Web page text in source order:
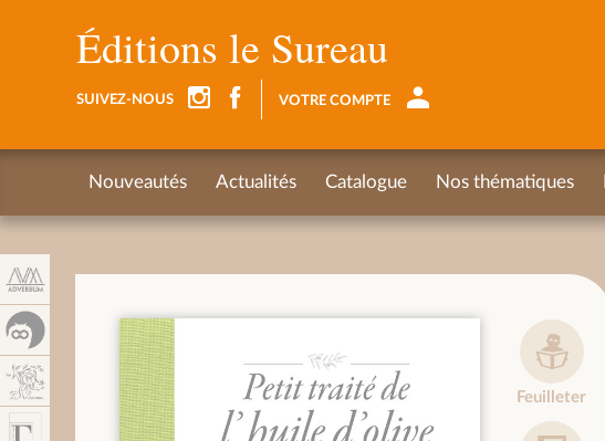
Feuilleter
Éditions le Sureau
SUIVEZ-NOUS VOTRE COMPTE
Nouveautés Actualités Catalogue Nos thématiques